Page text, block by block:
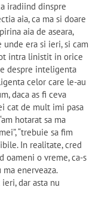
iradiind dinspre
aia, ca ma si doare
aia de aseara,
unde era si ieri, si cam
intra linistit in orice
despre inteligenta
celor care le-au
daca as fi ceva
cat de mult imi pasa
hotarat sa ma
“trebuie sa fim
In realitate, cred
oameni o vreme, ca-s
enerveaza.
dar asta nu